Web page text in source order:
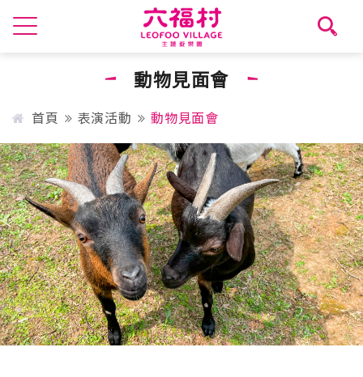
動物見面會
首頁 表演活動 動物見面會